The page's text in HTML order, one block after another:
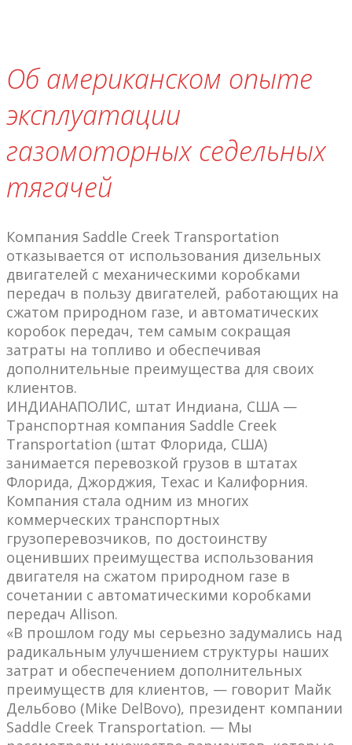
Об американском опыте
эксплуатации
газомоторных седельных
тягачей
Компания Saddle Creek Transportation
отказывается от использования дизельных
двигателей с механическими коробками
передач в пользу двигателей, работающих на
сжатом природном газе, и автоматических
коробок передач, тем самым сокращая
затраты на топливо и обеспечивая
дополнительные преимущества для своих
клиентов.
ИНДИАНАПОЛИС, штат Индиана, США —
Транспортная компания Saddle Creek
Transportation (штат Флорида, США)
занимается перевозкой грузов в штатах
Флорида, Джорджия, Техас и Калифорния.
Компания стала одним из многих
коммерческих транспортных
грузоперевозчиков, по достоинству
оценивших преимущества использования
двигателя на сжатом природном газе в
сочетании с автоматическими коробками
передач Allison.
«В прошлом году мы серьезно задумались над
радикальным улучшением структуры наших
затрат и обеспечением дополнительных
преимуществ для клиентов, — говорит Майк
Дельбово (Mike DelBovo), президент компании
Saddle Creek Transportation. — Мы